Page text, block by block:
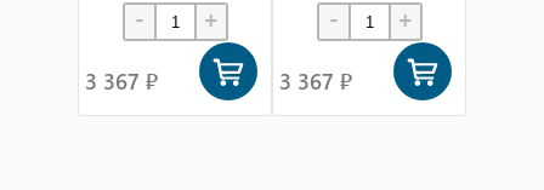
- +
3 367 ₽
- +
3 367 ₽